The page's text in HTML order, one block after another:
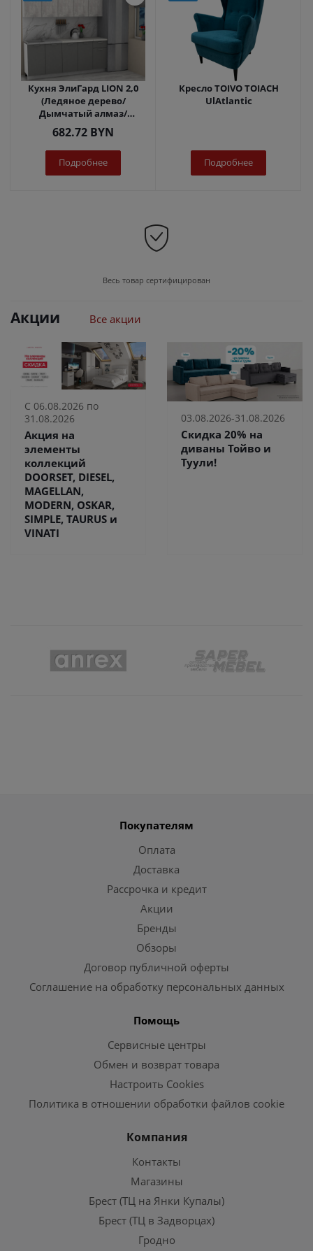
Кухня ЭлиГард LION 2,0
(Ледяное дерево/
Дымчатый алмаз/
Королевский опал)
682.72 BYN
Подробнее
Кресло TOIVO TOIACH
UlAtlantic
Подробнее
Весь товар сертифицирован
Акции Все акции
С 06.08.2026 по
31.08.2026
Акция на
элементы
коллекций
DOORSET, DIESEL,
MAGELLAN,
MODERN, OSKAR,
SIMPLE, TAURUS и
VINATI
03.08.2026-31.08.2026
Скидка 20% на
диваны Тойво и
Туули!
Покупателям
Оплата
Доставка
Рассрочка и кредит
Акции
Бренды
Обзоры
Договор публичной оферты
Соглашение на обработку персональных данных
Помощь
Сервисные центры
Обмен и возврат товара
Настроить Cookies
Политика в отношении обработки файлов cookie
Компания
Контакты
Магазины
Брест (ТЦ на Янки Купалы)
Брест (ТЦ в Задворцах)
Гродно